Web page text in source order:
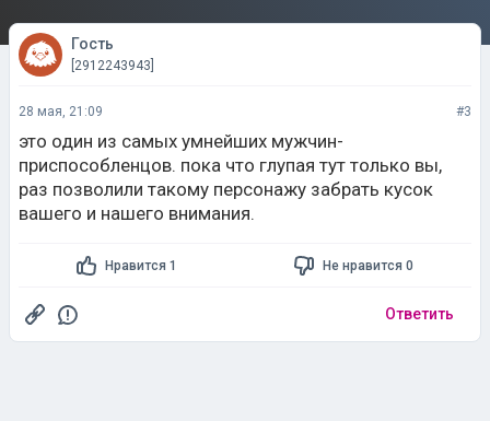
Гость
[2912243943]
28 мая, 21:09 #3
это один из самых умнейших мужчин-
приспособленцов. пока что глупая тут только вы,
раз позволили такому персонажу забрать кусок
вашего и нашего внимания.
Нравится 1 Не нравится 0
Ответить